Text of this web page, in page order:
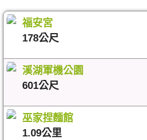
福安宮
178公尺
溪湖軍機公園
601公尺
巫家捏麵館
1.09公里